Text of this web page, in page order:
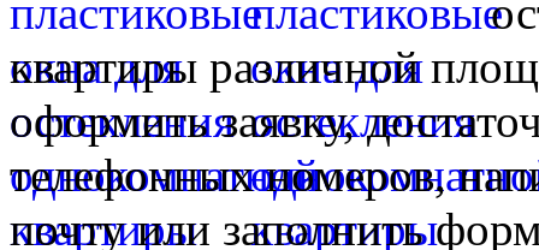
квартиры различной
оформить заявку,
телефонных номеров,
почту или заполнить